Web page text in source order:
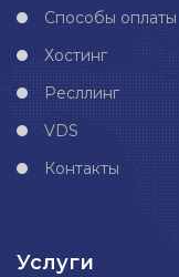
Способы оплаты
Хостинг
Ресллинг
VDS
Контакты
Услуги